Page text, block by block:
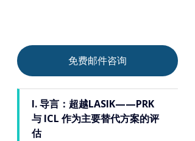
免费邮件咨询
I. 导言：超越LASIK——PRK
与 ICL 作为主要替代方案的评
估